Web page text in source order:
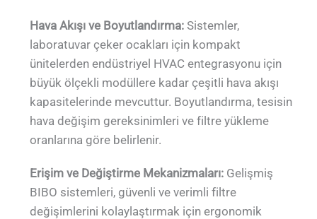
Hava Akışı ve Boyutlandırma: Sistemler,
laboratuvar çeker ocakları için kompakt
ünitelerden endüstriyel HVAC entegrasyonu için
büyük ölçekli modüllere kadar çeşitli hava akışı
kapasitelerinde mevcuttur. Boyutlandırma, tesisin
hava değişim gereksinimleri ve filtre yükleme
oranlarına göre belirlenir.
Erişim ve Değiştirme Mekanizmaları: Gelişmiş
BIBO sistemleri, güvenli ve verimli filtre
değişimlerini kolaylaştırmak için ergonomik